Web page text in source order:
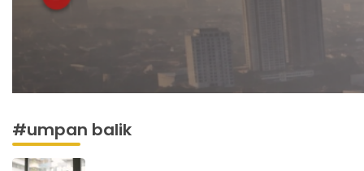
#umpan balik